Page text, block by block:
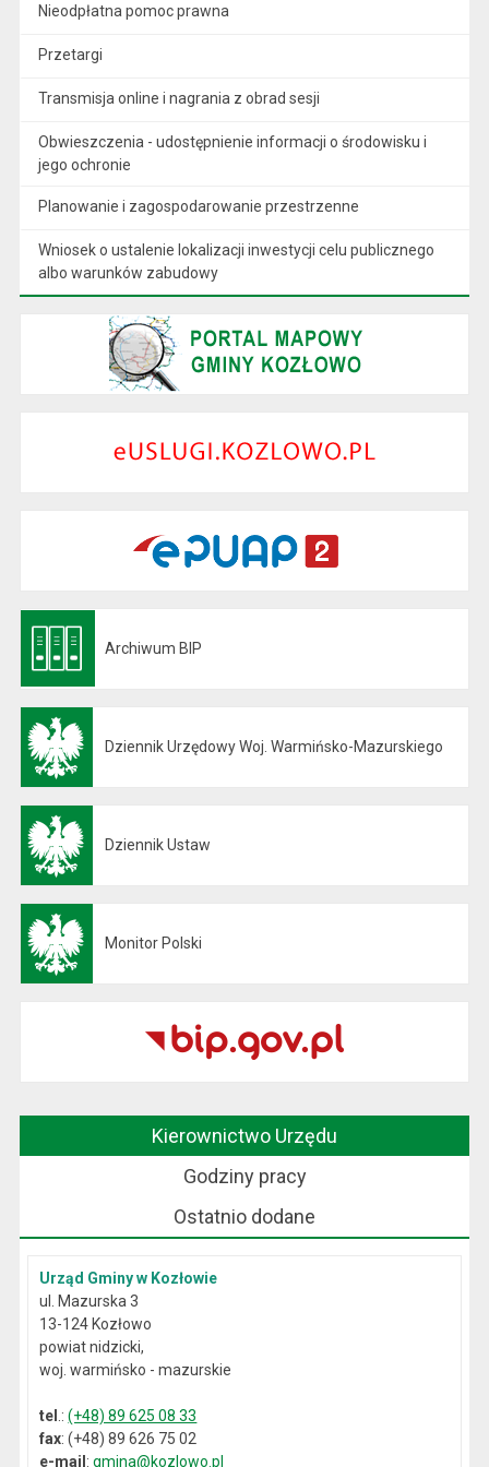
Nieodpłatna pomoc prawna
Przetargi
Transmisja online i nagrania z obrad sesji
Obwieszczenia - udostępnienie informacji o środowisku i
jego ochronie
Planowanie i zagospodarowanie przestrzenne
Wniosek o ustalenie lokalizacji inwestycji celu publicznego
albo warunków zabudowy
Archiwum BIP
Dziennik Urzędowy Woj. Warmińsko-Mazurskiego
Dziennik Ustaw
Monitor Polski
Kierownictwo Urzędu
Godziny pracy
Ostatnio dodane
Urząd Gminy w Kozłowie
ul. Mazurska 3
13-124 Kozłowo
powiat nidzicki,
woj. warmińsko - mazurskie
tel .:(+48) 89 625 08 33
fax: (+48) 89 626 75 02
e-mail:gmina@kozlowo.pl